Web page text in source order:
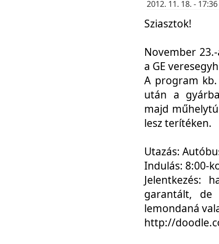
2012. 11. 18. -
Sziasztok!
November
a GE
A program
után a
majd
lesz terítéken.
Utazás:
Indulás: 8:00-
Jelentkezés:
garantált, de
lemondaná
http://